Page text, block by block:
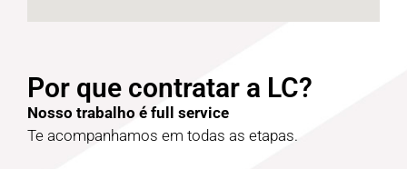
Por que contratar a LC?
Nosso trabalho é full service
Te acompanhamos em todas as etapas.